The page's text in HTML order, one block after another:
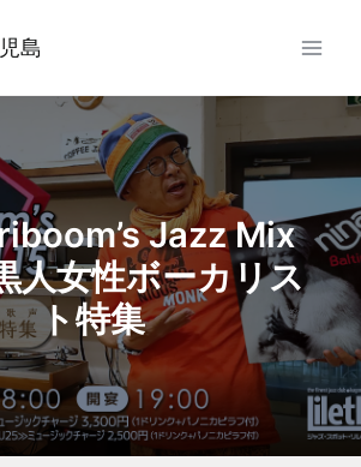
島
Jazz Mix
人女性ボーカリス
ト特集